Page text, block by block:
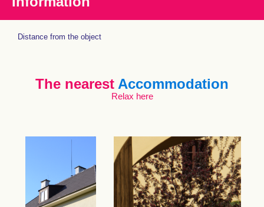
Distance from the object
The nearest Accommodation
Relax here